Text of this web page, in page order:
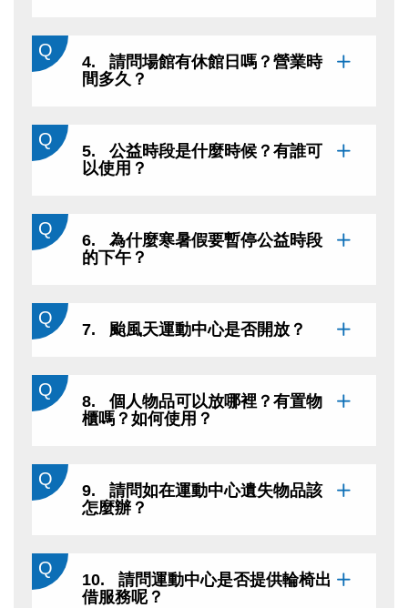
4. 請問場館有休館日嗎？營業時
間多久？
5. 公益時段是什麼時候？有誰可
以使用？
6. 為什麼寒暑假要暫停公益時段
的下午？
7. 颱風天運動中心是否開放？
8. 個人物品可以放哪裡？有置物
櫃嗎？如何使用？
9. 請問如在運動中心遺失物品該
怎麼辦？
10. 請問運動中心是否提供輪椅出
借服務呢？